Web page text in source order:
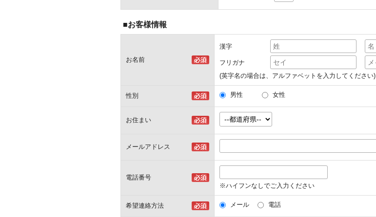
■お客様情報
お名前
漢字
フリガナ
(英字名の場合は、アルファベットを入力してください)
性別 男性 女性
お住まい
メールアドレス
電話番号
※ハイフンなしでご入力ください
希望連絡方法 メール 電話